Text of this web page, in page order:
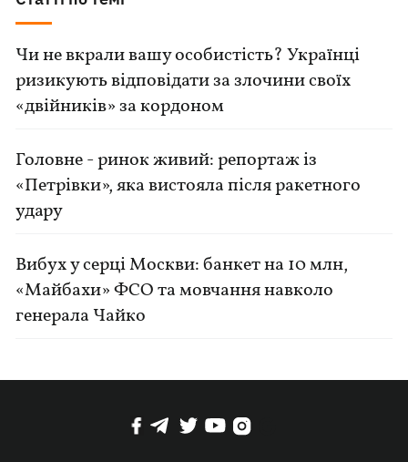
Чи не вкрали вашу особистість? Українці
ризикують відповідати за злочини своїх
«двійників» за кордоном
Головне - ринок живий: репортаж із
«Петрівки», яка вистояла після ракетного
удару
Вибух у серці Москви: банкет на 10 млн,
«Майбахи» ФСО та мовчання навколо
генерала Чайко